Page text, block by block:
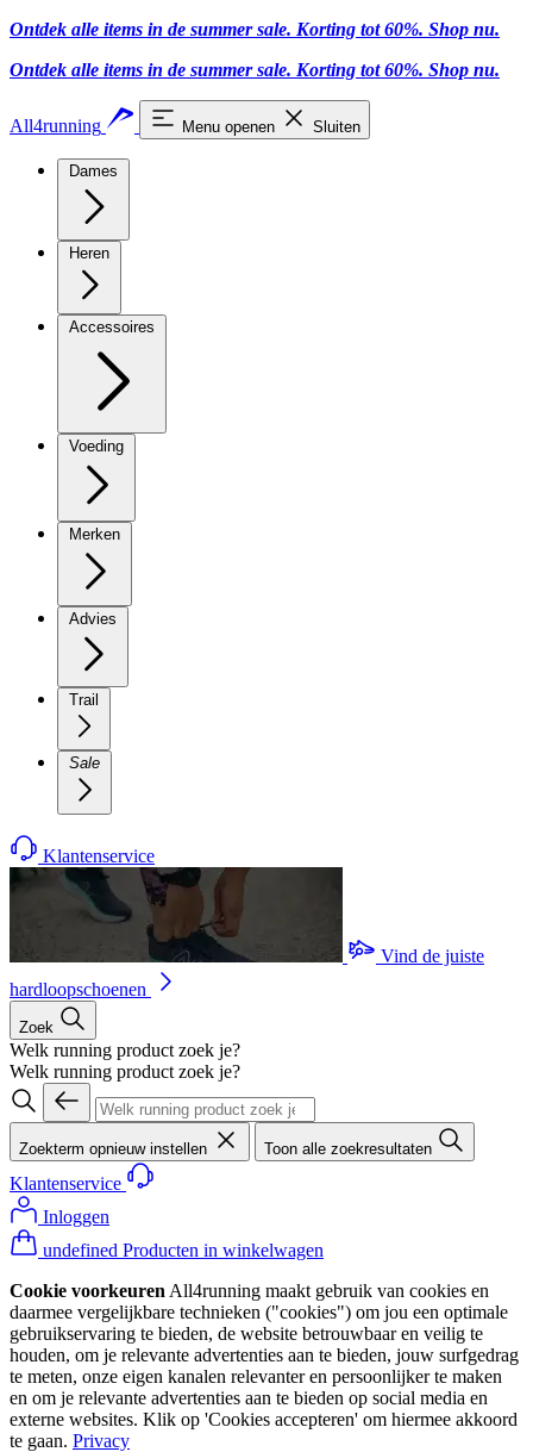
Ontdek alle items in de summer sale. Korting tot 60%. Shop nu.
Ontdek alle items in de summer sale. Korting tot 60%. Shop nu.
All4running Menu openen Sluiten
Dames
Heren
Accessoires
Voeding
Merken
Advies
Trail
Sale
Klantenservice
Vind de juiste
hardloopschoenen
Zoek
Welk running product zoek je?
Welk running product zoek je?
Zoekterm opnieuw instellen Toon alle zoekresultaten
Klantenservice
Inloggen
undefined Producten in winkelwagen
Cookie voorkeuren All4running maakt gebruik van cookies en
daarmee vergelijkbare technieken ("cookies") om jou een optimale
gebruikservaring te bieden, de website betrouwbaar en veilig te
houden, om je relevante advertenties aan te bieden, jouw surfgedrag
te meten, onze eigen kanalen relevanter en persoonlijker te maken
en om je relevante advertenties aan te bieden op social media en
externe websites. Klik op 'Cookies accepteren' om hiermee akkoord
te gaan. Privacy